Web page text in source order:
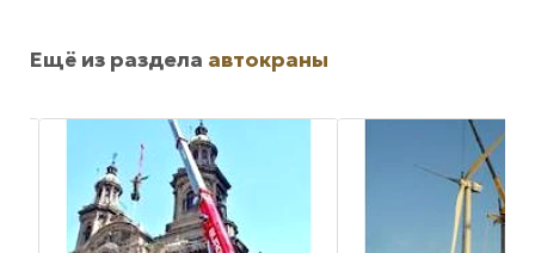
Ещё из раздела автокраны